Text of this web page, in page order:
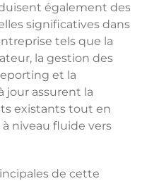
également des
significatives dans
tels que la
la gestion des
et la
jour assurent la
existants tout en
niveau fluide vers
de cette